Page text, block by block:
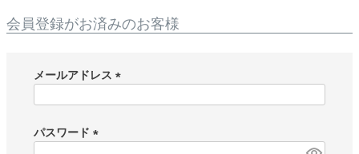
会員登録がお済みのお客様
メールアドレス
)
パスワード